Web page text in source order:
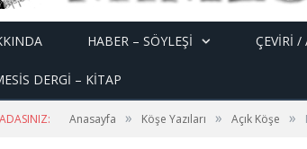
HABER – SÖYLEŞI ÇEVİRİ /
DERGİ – KİTAP
Anasayfa » Köşe Yazıları » Açık Köşe »